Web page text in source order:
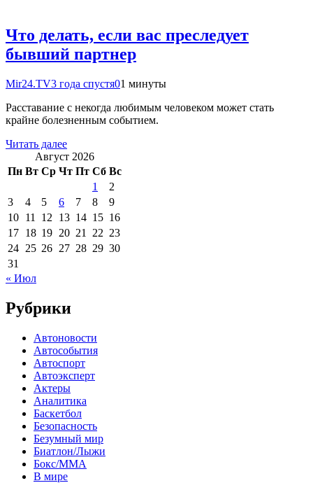
Что делать, если вас преследует
бывший партнер
Mir24.TV3 года спустя01 минуты
Расставание с некогда любимым человеком может стать
крайне болезненным событием.
Читать далее
Август 2026
Пн Вт Ср Чт Пт Сб Вс
1
2
3
4 5 6 7 8
9
10 11 12 13 14 15 16
17 18 19 20 21 22 23
24 25 26 27 28 29 30
31
« Июл
Рубрики
Автоновости
Автособытия
Автоспорт
Автоэксперт
Актеры
Аналитика
Баскетбол
Безопасность
Безумный мир
Биатлон/Лыжи
Бокс/MMA
В мире